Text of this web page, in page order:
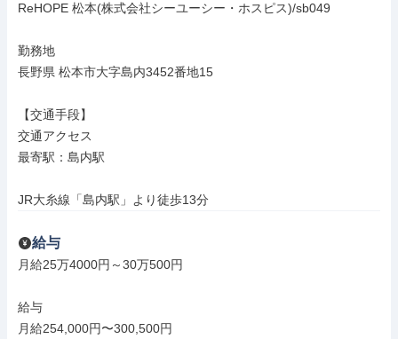
ReHOPE 松本(株式会社シーユーシー・ホスピス)/sb049
勤務地
長野県 松本市大字島内3452番地15
【交通手段】
交通アクセス
最寄駅：島内駅
JR大糸線「島内駅」より徒歩13分
給与
月給25万4000円～30万500円
給与
月給254,000円〜300,500円